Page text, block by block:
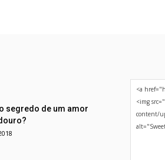
segredo de um amor